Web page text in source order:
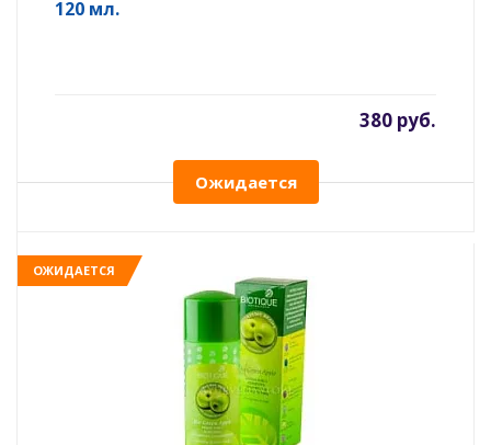
120 мл.
380 руб.
Ожидается
ОЖИДАЕТСЯ